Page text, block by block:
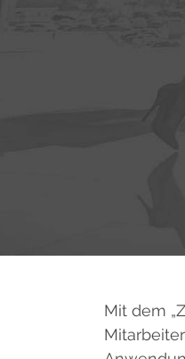
Mit dem